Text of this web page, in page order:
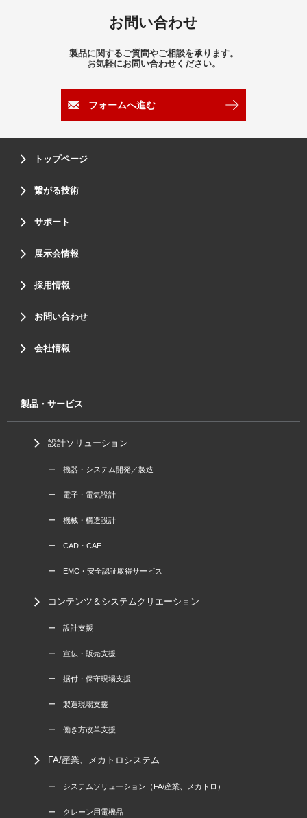
お問い合わせ
製品に関するご質問やご相談を承ります。
お気軽にお問い合わせください。
フォームへ進む
トップページ
繋がる技術
サポート
展示会情報
採用情報
お問い合わせ
会社情報
製品・サービス
設計ソリューション
ー 機器・システム開発／製造
ー 電子・電気設計
ー 機械・構造設計
ー CAD・CAE
ー EMC・安全認証取得サービス
コンテンツ＆システムクリエーション
ー 設計支援
ー 宣伝・販売支援
ー 据付・保守現場支援
ー 製造現場支援
ー 働き方改革支援
FA/産業、メカトロシステム
ー システムソリューション（FA/産業、メカトロ）
ー クレーン用電機品